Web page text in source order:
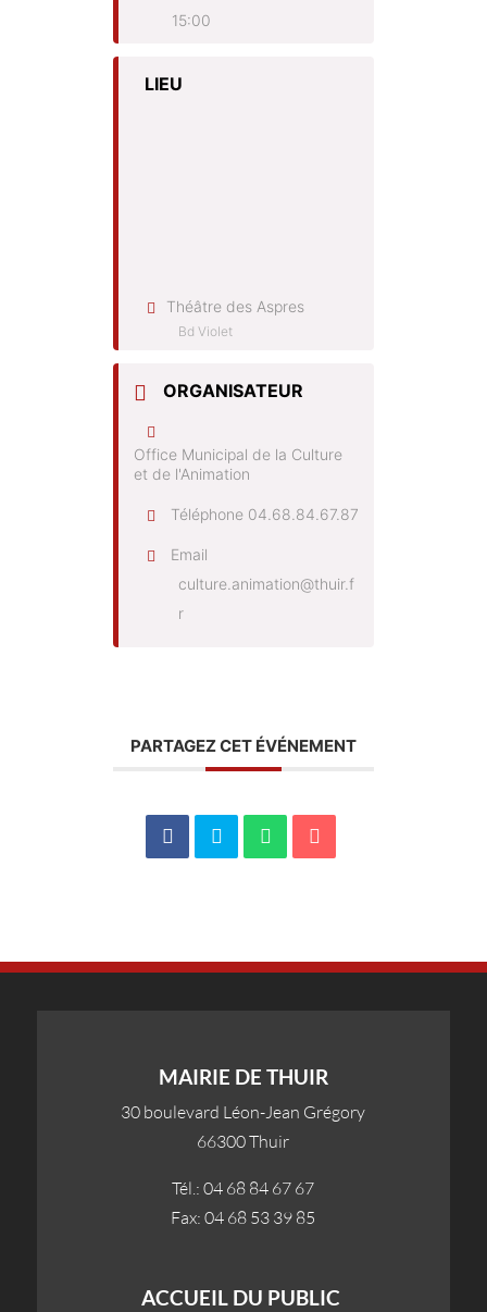
15:00
LIEU
Théâtre des Aspres
Bd Violet
ORGANISATEUR
Office Municipal de la Culture
et de l'Animation
Téléphone 04.68.84.67.87
Email
culture.animation@thuir.f
r
PARTAGEZ CET ÉVÉNEMENT
MAIRIE DE THUIR
30 boulevard Léon-Jean Grégory
66300 Thuir
Tél.: 04 68 84 67 67
Fax: 04 68 53 39 85
ACCUEIL DU PUBLIC